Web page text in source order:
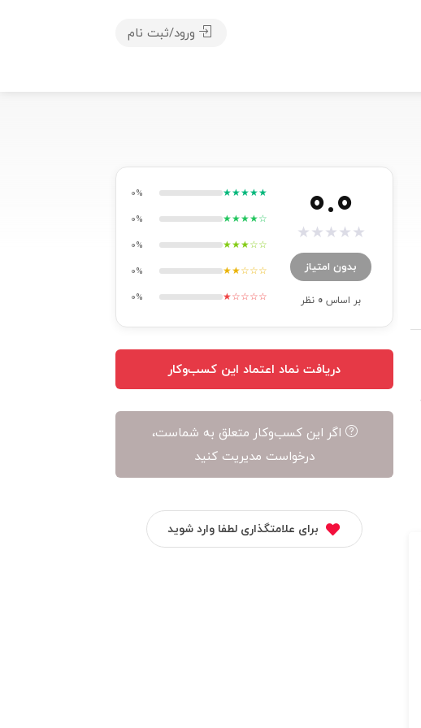
ورود/ثبت نام
0.0
★
★
★
★
★
بدون امتیاز
بر اساس0 نظر
★★★★★
0%
★★★★☆
0%
★★★☆☆
0%
★★☆☆☆
0%
★☆☆☆☆
0%
دریافت نماد اعتماد این کسب‌وکار
اگر این کسب‌وکار متعلق به شماست،
درخواست مدیریت کنید
برای علامتگذاری لطفا وارد شوید